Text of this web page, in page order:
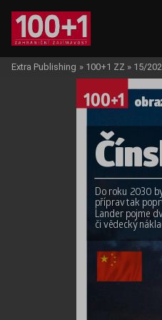
Do roku 2030 b
příprav tak
Lander pojme
či vědecký
Extra Publishing » 100+1 ZZ » 15/